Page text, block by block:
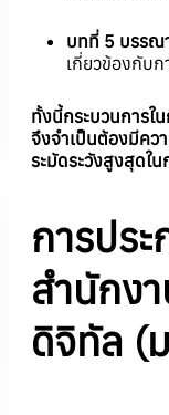
บทที่ 5 บรรณ
เกี่ยวข้องกับ
ทั้งนี้กระบวนการใ
จึงจำเป็นต้องมีคว
ระมัดระวังสูงสุดใ
การปร
สำนักง
ดิจิทัล (